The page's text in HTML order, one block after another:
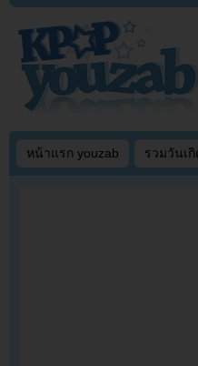
หน้าแรก youzab รวมวันเ